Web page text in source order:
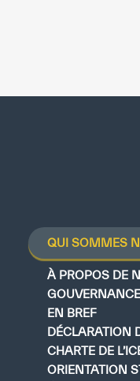
QUI SOMMES
À PROPOS DE
GOUVERNANCE
EN BREF
DÉCLARATION
CHARTE DE
ORIENTATION